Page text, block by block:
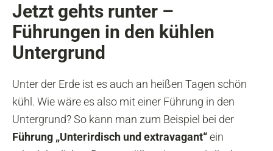
Jetzt gehts runter –
Führungen in den kühlen
Untergrund
Unter der Erde ist es auch an heißen Tagen schön
kühl. Wie wäre es also mit einer Führung in den
Untergrund? So kann man zum Beispiel bei der
Führung „Unterirdisch und extravagant“ein